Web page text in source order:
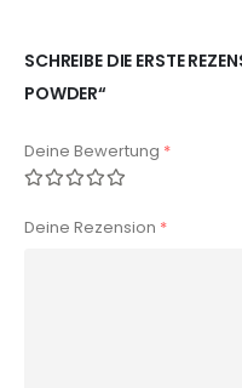
SCHREIBE DIE ERSTE
POWDER“
Deine Bewertung *
Deine Rezension *